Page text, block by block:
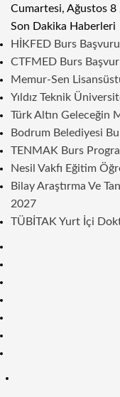
Cumartesi, Ağustos 8
Son Dakika Haberleri
HİKFED Burs
CTFMED Burs
Memur-Sen
Yıldız Teknik
Türk Altın Geleceğin
Bodrum Belediyesi
TENMAK Burs
Nesil Vakfı Eğitim
Bilay Araştırma Ve
2027
TÜBİTAK Yurt İçi